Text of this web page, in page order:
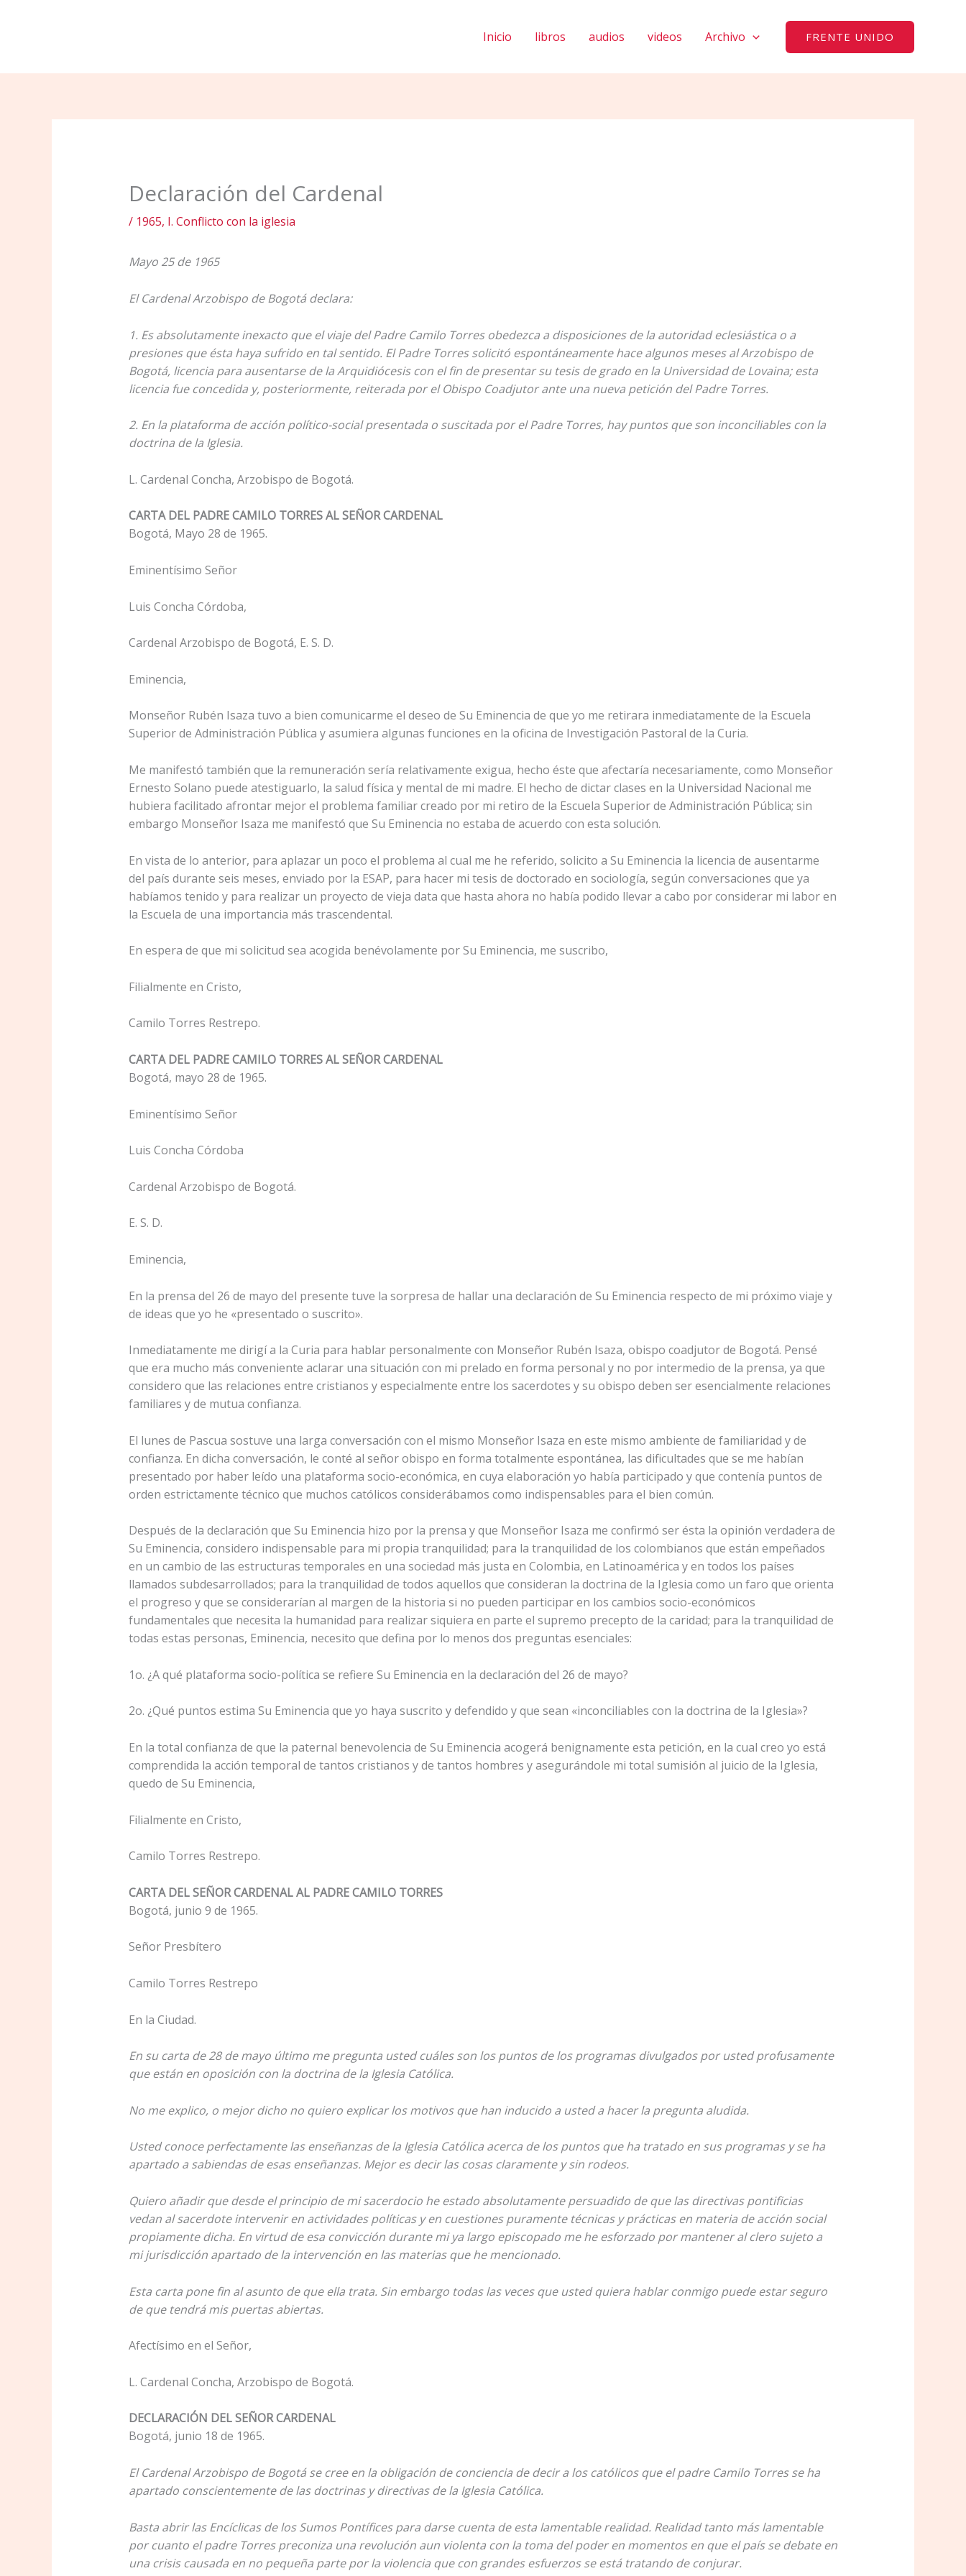
Inicio libros audios videos Archivo FRENTE UNIDO
Declaración del Cardenal
/ 1965, I. Conflicto con la iglesia
Mayo 25 de 1965
El Cardenal Arzobispo de Bogotá declara:
1. Es absolutamente inexacto que el viaje del Padre Camilo Torres obedezca a disposiciones de la autoridad eclesiástica o a
presiones que ésta haya sufrido en tal sentido. El Padre Torres solicitó espontáneamente hace algunos meses al Arzobispo de
Bogotá, licencia para ausentarse de la Arquidiócesis con el fin de presentar su tesis de grado en la Universidad de Lovaina; esta
licencia fue concedida y, posteriormente, reiterada por el Obispo Coadjutor ante una nueva petición del Padre Torres.
2. En la plataforma de acción político-social presentada o suscitada por el Padre Torres, hay puntos que son inconciliables con la
doctrina de la Iglesia.
L. Cardenal Concha, Arzobispo de Bogotá.
CARTA DEL PADRE CAMILO TORRES AL SEÑOR CARDENAL
Bogotá, Mayo 28 de 1965.
Eminentísimo Señor
Luis Concha Córdoba,
Cardenal Arzobispo de Bogotá, E. S. D.
Eminencia,
Monseñor Rubén Isaza tuvo a bien comunicarme el deseo de Su Eminencia de que yo me retirara inmediatamente de la Escuela
Superior de Administración Pública y asumiera algunas funciones en la oficina de Investigación Pastoral de la Curia.
Me manifestó también que la remuneración sería relativamente exigua, hecho éste que afectaría necesariamente, como Monseñor
Ernesto Solano puede atestiguarlo, la salud física y mental de mi madre. El hecho de dictar clases en la Universidad Nacional me
hubiera facilitado afrontar mejor el problema familiar creado por mi retiro de la Escuela Superior de Administración Pública; sin
embargo Monseñor Isaza me manifestó que Su Eminencia no estaba de acuerdo con esta solución.
En vista de lo anterior, para aplazar un poco el problema al cual me he referido, solicito a Su Eminencia la licencia de ausentarme
del país durante seis meses, enviado por la ESAP, para hacer mi tesis de doctorado en sociología, según conversaciones que ya
habíamos tenido y para realizar un proyecto de vieja data que hasta ahora no había podido llevar a cabo por considerar mi labor en
la Escuela de una importancia más trascendental.
En espera de que mi solicitud sea acogida benévolamente por Su Eminencia, me suscribo,
Filialmente en Cristo,
Camilo Torres Restrepo.
CARTA DEL PADRE CAMILO TORRES AL SEÑOR CARDENAL
Bogotá, mayo 28 de 1965.
Eminentísimo Señor
Luis Concha Córdoba
Cardenal Arzobispo de Bogotá.
E. S. D.
Eminencia,
En la prensa del 26 de mayo del presente tuve la sorpresa de hallar una declaración de Su Eminencia respecto de mi próximo viaje y
de ideas que yo he «presentado o suscrito».
Inmediatamente me dirigí a la Curia para hablar personalmente con Monseñor Rubén Isaza, obispo coadjutor de Bogotá. Pensé
que era mucho más conveniente aclarar una situación con mi prelado en forma personal y no por intermedio de la prensa, ya que
considero que las relaciones entre cristianos y especialmente entre los sacerdotes y su obispo deben ser esencialmente relaciones
familiares y de mutua confianza.
El lunes de Pascua sostuve una larga conversación con el mismo Monseñor Isaza en este mismo ambiente de familiaridad y de
confianza. En dicha conversación, le conté al señor obispo en forma totalmente espontánea, las dificultades que se me habían
presentado por haber leído una plataforma socio-económica, en cuya elaboración yo había participado y que contenía puntos de
orden estrictamente técnico que muchos católicos considerábamos como indispensables para el bien común.
Después de la declaración que Su Eminencia hizo por la prensa y que Monseñor Isaza me confirmó ser ésta la opinión verdadera de
Su Eminencia, considero indispensable para mi propia tranquilidad; para la tranquilidad de los colombianos que están empeñados
en un cambio de las estructuras temporales en una sociedad más justa en Colombia, en Latinoamérica y en todos los países
llamados subdesarrollados; para la tranquilidad de todos aquellos que consideran la doctrina de la Iglesia como un faro que orienta
el progreso y que se considerarían al margen de la historia si no pueden participar en los cambios socio-económicos
fundamentales que necesita la humanidad para realizar siquiera en parte el supremo precepto de la caridad; para la tranquilidad de
todas estas personas, Eminencia, necesito que defina por lo menos dos preguntas esenciales:
1o. ¿A qué plataforma socio-política se refiere Su Eminencia en la declaración del 26 de mayo?
2o. ¿Qué puntos estima Su Eminencia que yo haya suscrito y defendido y que sean «inconciliables con la doctrina de la Iglesia»?
En la total confianza de que la paternal benevolencia de Su Eminencia acogerá benignamente esta petición, en la cual creo yo está
comprendida la acción temporal de tantos cristianos y de tantos hombres y asegurándole mi total sumisión al juicio de la Iglesia,
quedo de Su Eminencia,
Filialmente en Cristo,
Camilo Torres Restrepo.
CARTA DEL SEÑOR CARDENAL AL PADRE CAMILO TORRES
Bogotá, junio 9 de 1965.
Señor Presbítero
Camilo Torres Restrepo
En la Ciudad.
En su carta de 28 de mayo último me pregunta usted cuáles son los puntos de los programas divulgados por usted profusamente
que están en oposición con la doctrina de la Iglesia Católica.
No me explico, o mejor dicho no quiero explicar los motivos que han inducido a usted a hacer la pregunta aludida.
Usted conoce perfectamente las enseñanzas de la Iglesia Católica acerca de los puntos que ha tratado en sus programas y se ha
apartado a sabiendas de esas enseñanzas. Mejor es decir las cosas claramente y sin rodeos.
Quiero añadir que desde el principio de mi sacerdocio he estado absolutamente persuadido de que las directivas pontificias
vedan al sacerdote intervenir en actividades políticas y en cuestiones puramente técnicas y prácticas en materia de acción social
propiamente dicha. En virtud de esa convicción durante mi ya largo episcopado me he esforzado por mantener al clero sujeto a
mi jurisdicción apartado de la intervención en las materias que he mencionado.
Esta carta pone fin al asunto de que ella trata. Sin embargo todas las veces que usted quiera hablar conmigo puede estar seguro
de que tendrá mis puertas abiertas.
Afectísimo en el Señor,
L. Cardenal Concha, Arzobispo de Bogotá.
DECLARACIÓN DEL SEÑOR CARDENAL
Bogotá, junio 18 de 1965.
El Cardenal Arzobispo de Bogotá se cree en la obligación de conciencia de decir a los católicos que el padre Camilo Torres se ha
apartado conscientemente de las doctrinas y directivas de la Iglesia Católica.
Basta abrir las Encíclicas de los Sumos Pontífices para darse cuenta de esta lamentable realidad. Realidad tanto más lamentable
por cuanto el padre Torres preconiza una revolución aun violenta con la toma del poder en momentos en que el país se debate en
una crisis causada en no pequeña parte por la violencia que con grandes esfuerzos se está tratando de conjurar.